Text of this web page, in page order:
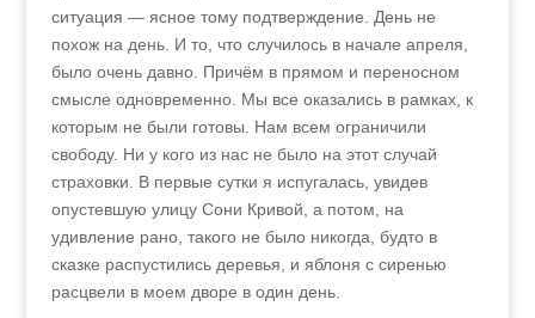
ситуация — ясное тому подтверждение. День не
похож на день. И то, что случилось в начале апреля,
было очень давно. Причём в прямом и переносном
смысле одновременно. Мы все оказались в рамках, к
которым не были готовы. Нам всем ограничили
свободу. Ни у кого из нас не было на этот случай
страховки. В первые сутки я испугалась, увидев
опустевшую улицу Сони Кривой, а потом, на
удивление рано, такого не было никогда, будто в
сказке распустились деревья, и яблоня с сиренью
расцвели в моем дворе в один день.